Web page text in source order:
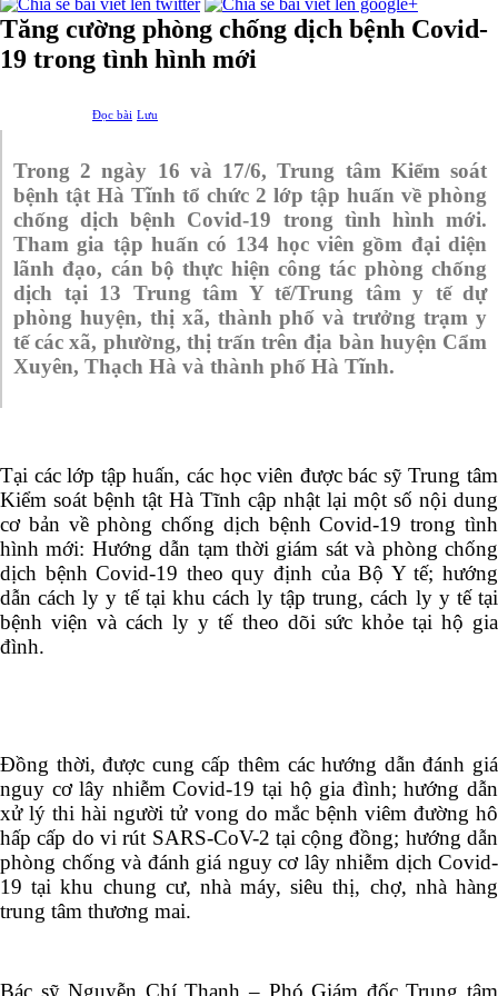
Tăng cường phòng chống dịch bệnh Covid-
19 trong tình hình mới
Đọc bài Lưu
Trong 2 ngày 16 và 17/6, Trung tâm Kiểm soát
bệnh tật Hà Tĩnh tổ chức 2 lớp tập huấn về phòng
chống dịch bệnh Covid-19 trong tình hình mới.
Tham gia tập huấn có 134 học viên gồm đại diện
lãnh đạo, cán bộ thực hiện công tác phòng chống
dịch tại 13 Trung tâm Y tế/Trung tâm y tế dự
phòng huyện, thị xã, thành phố và trưởng trạm y
tế các xã, phường, thị trấn trên địa bàn huyện Cẩm
Xuyên, Thạch Hà và thành phố Hà Tĩnh.
Tại các lớp tập huấn, các học viên được bác sỹ Trung tâm
Kiểm soát bệnh tật Hà Tĩnh cập nhật lại một số nội dung
cơ bản về phòng chống dịch bệnh Covid-19 trong tình
hình mới: Hướng dẫn tạm thời giám sát và phòng chống
dịch bệnh Covid-19 theo quy định của Bộ Y tế; hướng
dẫn cách ly y tế tại khu cách ly tập trung, cách ly y tế tại
bệnh viện và cách ly y tế theo dõi sức khỏe tại hộ gia
đình.
Đồng thời, được cung cấp thêm các hướng dẫn đánh giá
nguy cơ lây nhiễm Covid-19 tại hộ gia đình; hướng dẫn
xử lý thi hài người tử vong do mắc bệnh viêm đường hô
hấp cấp do vi rút SARS-CoV-2 tại cộng đồng; hướng dẫn
phòng chống và đánh giá nguy cơ lây nhiễm dịch Covid-
19 tại khu chung cư, nhà máy, siêu thị, chợ, nhà hàng
trung tâm thương mai.
Bác sỹ Nguyễn Chí Thanh – Phó Giám đốc Trung tâm